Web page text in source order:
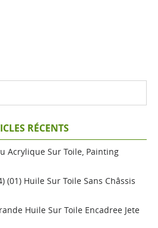
RÉCENTS
Acrylique Sur Toile, Painting
(01) Huile Sur Toile Sans Châssis
Huile Sur Toile Encadree Jete